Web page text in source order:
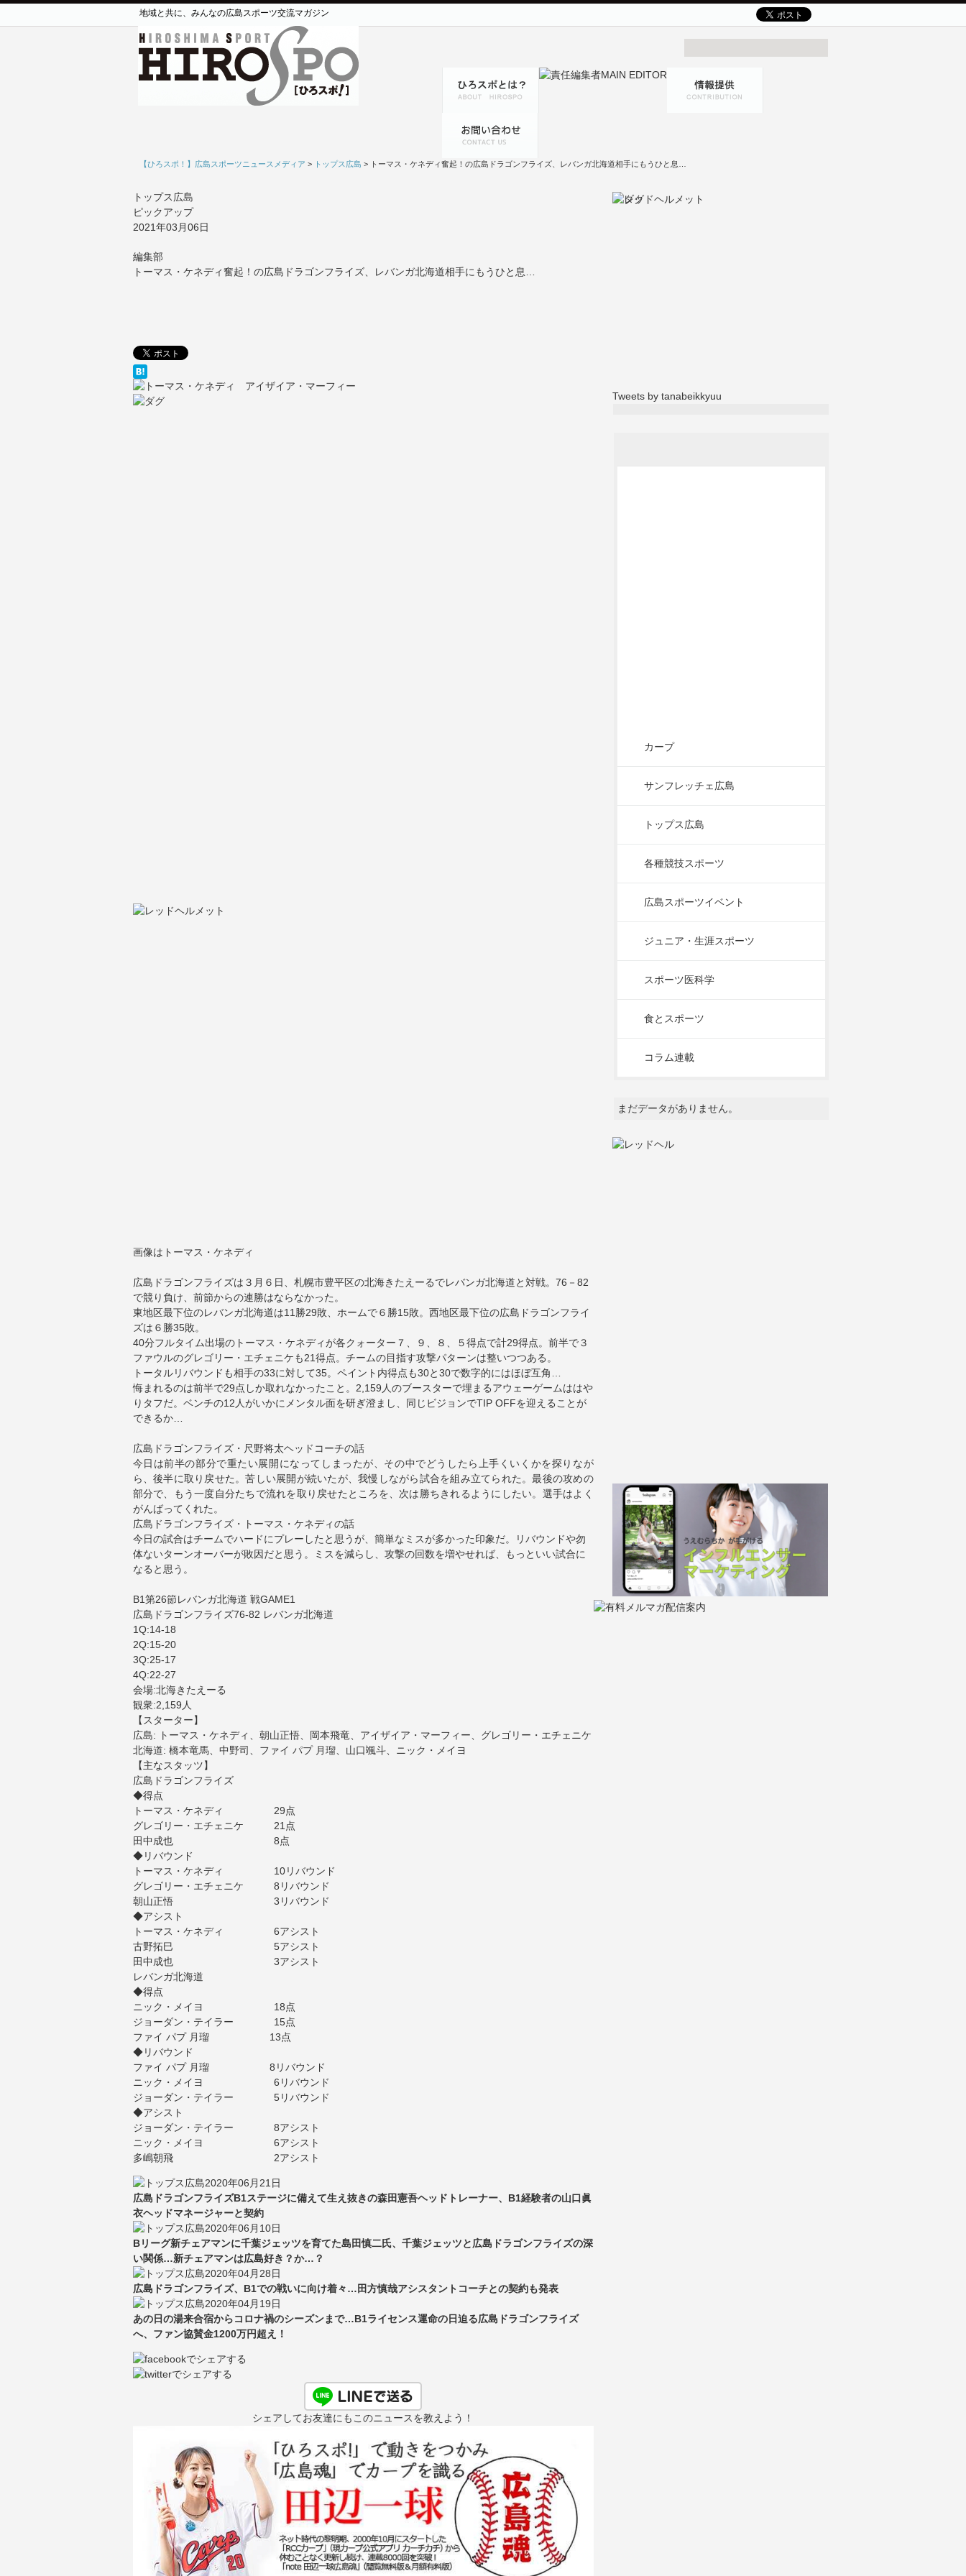
地域と共に、みんなの広島スポーツ交流マガジン
【ひろスポ！】広島スポーツニュースメディア > トップス広島 > トーマス・ケネディ奮起！の広島ドラゴンフライズ、レバンガ北海道相手にもうひと息…
トップス広島
ピックアップ
2021年03月06日
編集部
トーマス・ケネディ奮起！の広島ドラゴンフライズ、レバンガ北海道相手にもうひと息…
画像はトーマス・ケネディ
広島ドラゴンフライズは３月６日、札幌市豊平区の北海きたえーるでレバンガ北海道と対戦。76－82
で競り負け、前節からの連勝はならなかった。
東地区最下位のレバンガ北海道は11勝29敗、ホームで６勝15敗。西地区最下位の広島ドラゴンフライ
ズは６勝35敗。
40分フルタイム出場のトーマス・ケネディが各クォーター７、９、８、５得点で計29得点。前半で３
ファウルのグレゴリー・エチェニケも21得点。チームの目指す攻撃パターンは整いつつある。
トータルリバウンドも相手の33に対して35。ペイント内得点も30と30で数字的にはほぼ互角…
悔まれるのは前半で29点しか取れなかったこと。2,159人のブースターで埋まるアウェーゲームははや
りタフだ。ベンチの12人がいかにメンタル面を研ぎ澄まし、同じビジョンでTIP OFFを迎えることが
できるか…
広島ドラゴンフライズ・尺野将太ヘッドコーチの話
今日は前半の部分で重たい展開になってしまったが、その中でどうしたら上手くいくかを探りなが
ら、後半に取り戻せた。苦しい展開が続いたが、我慢しながら試合を組み立てられた。最後の攻めの
部分で、もう一度自分たちで流れを取り戻せたところを、次は勝ちきれるようにしたい。選手はよく
がんばってくれた。
広島ドラゴンフライズ・トーマス・ケネディの話
今日の試合はチームでハードにプレーしたと思うが、簡単なミスが多かった印象だ。リバウンドや勿
体ないターンオーバーが敗因だと思う。ミスを減らし、攻撃の回数を増やせれば、もっといい試合に
なると思う。
B1第26節レバンガ北海道 戦GAME1
広島ドラゴンフライズ76-82 レバンガ北海道
1Q:14-18
2Q:15-20
3Q:25-17
4Q:22-27
会場:北海きたえーる
観衆:2,159人
【スターター】
広島: トーマス・ケネディ、朝山正悟、岡本飛竜、アイザイア・マーフィー、グレゴリー・エチェニケ
北海道: 橋本竜馬、中野司、ファイ パプ 月瑠、山口颯斗、ニック・メイヨ
【主なスタッツ】
広島ドラゴンフライズ
◆得点
トーマス・ケネディ 29点
グレゴリー・エチェニケ 21点
田中成也 8点
◆リバウンド
トーマス・ケネディ 10リバウンド
グレゴリー・エチェニケ 8リバウンド
朝山正悟 3リバウンド
◆アシスト
トーマス・ケネディ 6アシスト
古野拓巳 5アシスト
田中成也 3アシスト
レバンガ北海道
◆得点
ニック・メイヨ 18点
ジョーダン・テイラー 15点
ファイ パプ 月瑠 13点
◆リバウンド
ファイ パプ 月瑠 8リバウンド
ニック・メイヨ 6リバウンド
ジョーダン・テイラー 5リバウンド
◆アシスト
ジョーダン・テイラー 8アシスト
ニック・メイヨ 6アシスト
多嶋朝飛 2アシスト
2020年06月21日
広島ドラゴンフライズB1ステージに備えて生え抜きの森田憲吾ヘッドトレーナー、B1経験者の山口眞
衣ヘッドマネージャーと契約
2020年06月10日
Bリーグ新チェアマンに千葉ジェッツを育てた島田慎二氏、千葉ジェッツと広島ドラゴンフライズの深
い関係…新チェアマンは広島好き？か…？
2020年04月28日
広島ドラゴンフライズ、B1での戦いに向け着々…田方慎哉アシスタントコーチとの契約も発表
2020年04月19日
あの日の湯来合宿からコロナ禍のシーズンまで…B1ライセンス運命の日迫る広島ドラゴンフライズ
へ、ファン協賛金1200万円超え！
シェアしてお友達にもこのニュースを教えよう！
Tweets by tanabeikkyuu
カープ
サンフレッチェ広島
トップス広島
各種競技スポーツ
広島スポーツイベント
ジュニア・生涯スポーツ
スポーツ医科学
食とスポーツ
コラム連載
まだデータがありません。